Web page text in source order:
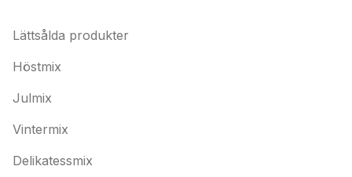
Lättsålda produkter
Höstmix
Julmix
Vintermix
Delikatessmix